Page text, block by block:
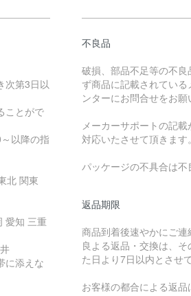
次第3日以
ことがで
以降の指
北 関東
愛知 三重
に添えな
不良品
破損、部品不足等の不良
ず商品に記載されてい
ンターにお問合せをお願
メーカーサポートの記
対応いたさせて頂きます。
パッケージの不具合は不
返品期限
商品到着後速やかにご
良よる返品・交換は、
た日より7日以内とさせ
お客様の都合による返品